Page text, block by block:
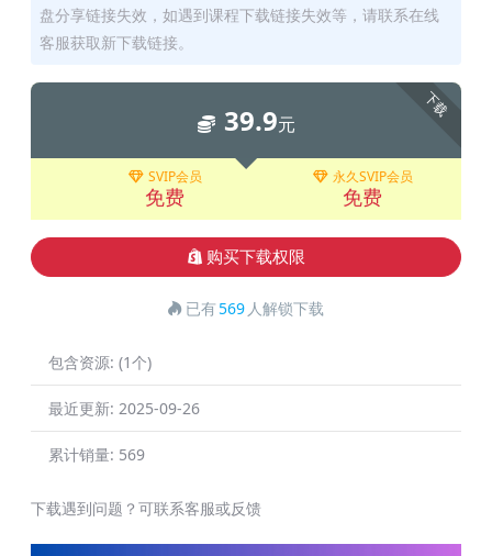
盘分享链接失效，如遇到课程下载链接失效等，请联系在线
客服获取新下载链接。
下载
39.9元
SVIP会员
免费
永久SVIP会员
免费
购买下载权限
已有569 人解锁下载
包含资源: (1个)
最近更新: 2025-09-26
累计销量: 569
下载遇到问题？可联系客服或反馈